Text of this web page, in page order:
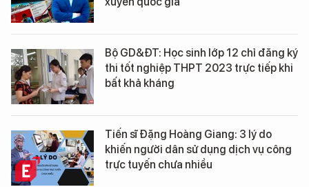
Bộ GD&ĐT: Học sinh lớp 12 chỉ đăng ký
thi tốt nghiệp THPT 2023 trực tiếp khi
bất khả kháng
Tiến sĩ Đặng Hoàng Giang: 3 lý do
khiến người dân sử dụng dịch vụ công
trực tuyến chưa nhiều